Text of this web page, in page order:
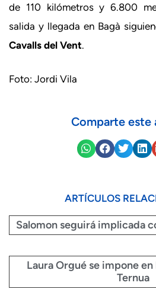
de 110 kilómetros y 6.800
salida y llegada en Bagà
Cavalls del Vent.
Foto: Jordi Vila
Comparte este
ARTÍCULOS
Salomon seguirá implicada
Laura Orgué se impone
Ternua